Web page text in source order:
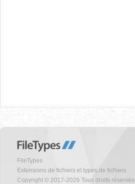
FileTypes
Extensions de fichiers et types de fichiers
Copyright © 2017-2026 Tous droits réservés